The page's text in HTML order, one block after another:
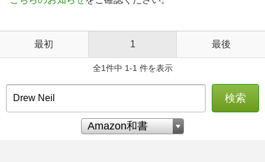
最初 1 最後
全1件中 1-1 件を表示
検索